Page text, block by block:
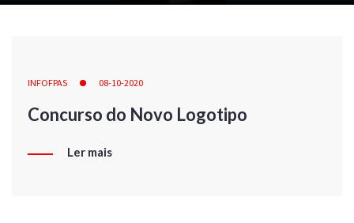
INFOFPAS 08-10-2020
Concurso do Novo Logotipo
Ler mais